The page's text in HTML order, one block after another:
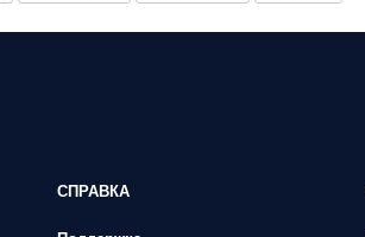
СПРАВКА